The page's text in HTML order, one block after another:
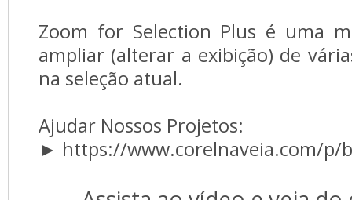
Zoom for Selection Plus é uma
ampliar (alterar a exibição) de
na seleção atual.
Ajudar Nossos Projetos:
► https://www.corelnaveia.com/p/